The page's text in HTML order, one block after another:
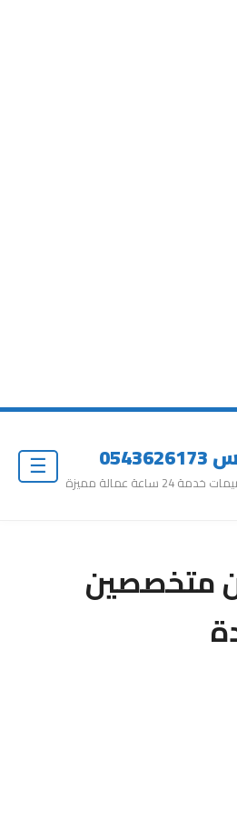
مميزة
متخصصين